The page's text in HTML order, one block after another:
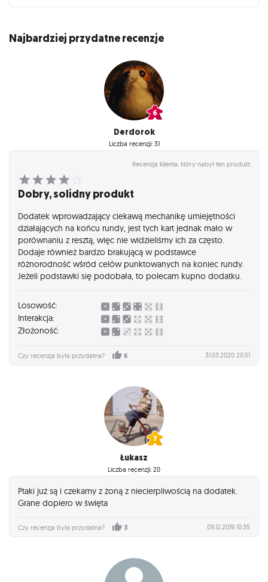
Najbardziej przydatne recenzje
Derdorok
Liczba recenzji: 31
Recenzja klienta, który nabył ten produkt
Dobry, solidny produkt
Dodatek wprowadzający ciekawą mechanikę umiejętności
działających na końcu rundy, jest tych kart jednak mało w
porównaniu z resztą, więc nie widzieliśmy ich za często.
Dodaje również bardzo brakującą w podstawce
różnorodność wśród celów punktowanych na koniec rundy.
Jeżeli podstawki się podobała, to polecam kupno dodatku.
Losowość:
Interakcja:
Złożoność:
Czy recenzja była przydatna? 6 31.03.2020 20:51
Łukasz
Liczba recenzji: 20
Ptaki już są i czekamy z żoną z niecierpliwością na dodatek.
Grane dopiero w święta
Czy recenzja była przydatna? 3 09.12.2019 10:35